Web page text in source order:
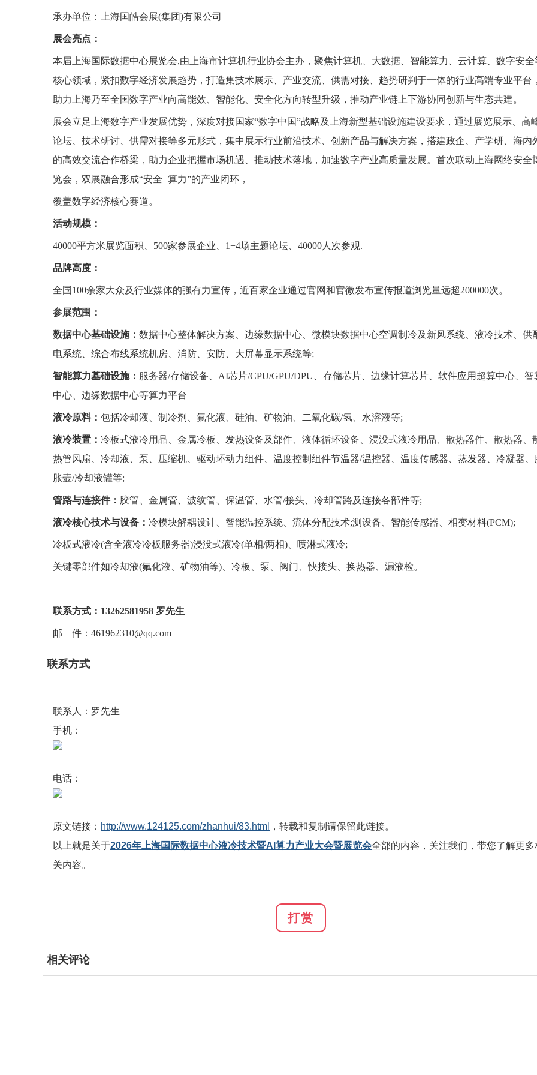
承办单位：上海国皓会展(集团)有限公司
展会亮点：
本届上海国际数据中心展览会,由上海市计算机行业协会主办，聚焦计算机、大数据、智能算力、云计算、数字安全
核心领域，紧扣数字经济发展趋势，打造集技术展示、产业交流、供需对接、趋势研判于一体的行业高端专业平台，
助力上海乃至全国数字产业向高能效、智能化、安全化方向转型升级，推动产业链上下游协同创新与生态共建。
展会立足上海数字产业发展优势，深度对接国家“数字中国”战略及上海新型基础设施建设要求，通过展览展示、高
论坛、技术研讨、供需对接等多元形式，集中展示行业前沿技术、创新产品与解决方案，搭建政企、产学研、海内
的高效交流合作桥梁，助力企业把握市场机遇、推动技术落地，加速数字产业高质量发展。首次联动上海网络安全
览会，双展融合形成“安全+算力”的产业闭环，
覆盖数字经济核心赛道。
活动规模：
40000平方米展览面积、500家参展企业、1+4场主题论坛、40000人次参观.
品牌高度：
全国100余家大众及行业媒体的强有力宣传，近百家企业通过官网和官微发布宣传报道浏览量远超200000次。
参展范围：
数据中心基础设施： 数据中心整体解决方案、边缘数据中心、微模块数据中心空调制冷及新风系统、液冷技术、供
电系统、综合布线系统机房、消防、安防、大屏幕显示系统等;
智能算力基础设施： 服务器/存储设备、AI芯片/CPU/GPU/DPU、存储芯片、边缘计算芯片、软件应用超算中心、智
中心、边缘数据中心等算力平台
液冷原料： 包括冷却液、制冷剂、氟化液、硅油、矿物油、二氧化碳/氢、水溶液等;
液冷装置： 冷板式液冷用品、金属冷板、发热设备及部件、液体循环设备、浸没式液冷用品、散热器件、散热器、
热管风扇、冷却液、泵、压缩机、驱动环动力组件、温度控制组件节温器/温控器、温度传感器、蒸发器、冷凝器、
胀壶/冷却液罐等;
管路与连接件： 胶管、金属管、波纹管、保温管、水管/接头、冷却管路及连接各部件等;
液冷核心技术与设备： 冷模块解耦设计、智能温控系统、流体分配技术;测设备、智能传感器、相变材料(PCM);
冷板式液冷(含全液冷冷板服务器)浸没式液冷(单相/两相)、喷淋式液冷;
关键零部件如冷却液(氟化液、矿物油等)、冷板、泵、阀门、快接头、换热器、漏液检。
联系方式：13262581958 罗先生
邮 件：461962310@qq.com
联系方式
联系人：罗先生
手机：
电话：
原文链接： http://www.124125.com/zhanhui/83.html
，转载和复制请保留此链接。
以上就是关于2026年上海国际数据中心液冷技术暨AI算力产业大会暨展览会全部的内容，关注我们，带您了解更多
关内容。
打赏
相关评论